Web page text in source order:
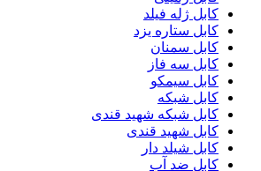
کابل ژله فیلد
کابل ستاره یزد
کابل سمنان
کابل سه فاز
کابل سیمکو
کابل شبکه
کابل شبکه شهید قندی
کابل شهید قندی
کابل شیلد دار
کابل ضد آب